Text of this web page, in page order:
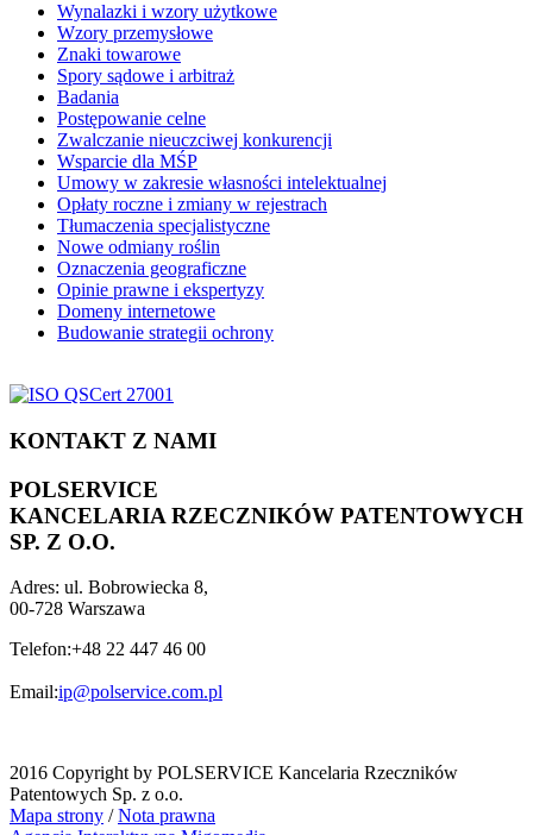
Wynalazki i wzory użytkowe
Wzory przemysłowe
Znaki towarowe
Spory sądowe i arbitraż
Badania
Postępowanie celne
Zwalczanie nieuczciwej konkurencji
Wsparcie dla MŚP
Umowy w zakresie własności intelektualnej
Opłaty roczne i zmiany w rejestrach
Tłumaczenia specjalistyczne
Nowe odmiany roślin
Oznaczenia geograficzne
Opinie prawne i ekspertyzy
Domeny internetowe
Budowanie strategii ochrony
KONTAKT Z NAMI
POLSERVICE
KANCELARIA RZECZNIKÓW PATENTOWYCH
SP. Z O.O.
Adres: ul. Bobrowiecka 8,
00-728 Warszawa
Telefon:+48 22 447 46 00
Email:ip@polservice.com.pl
2016 Copyright by POLSERVICE Kancelaria Rzeczników
Patentowych Sp. z o.o.
Mapa strony /Nota prawna